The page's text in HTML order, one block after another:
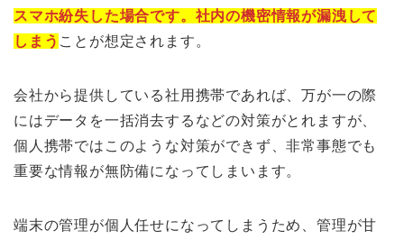
スマホ紛失した場合です。社内の機密情報が漏洩して
しまう ことが想定されます。
会社から提供している社用携帯であれば、万が一の際
にはデータを一括消去するなどの対策がとれますが、
個人携帯ではこのような対策ができず、非常事態でも
重要な情報が無防備になってしまいます。
端末の管理が個人任せになってしまうため、管理が甘